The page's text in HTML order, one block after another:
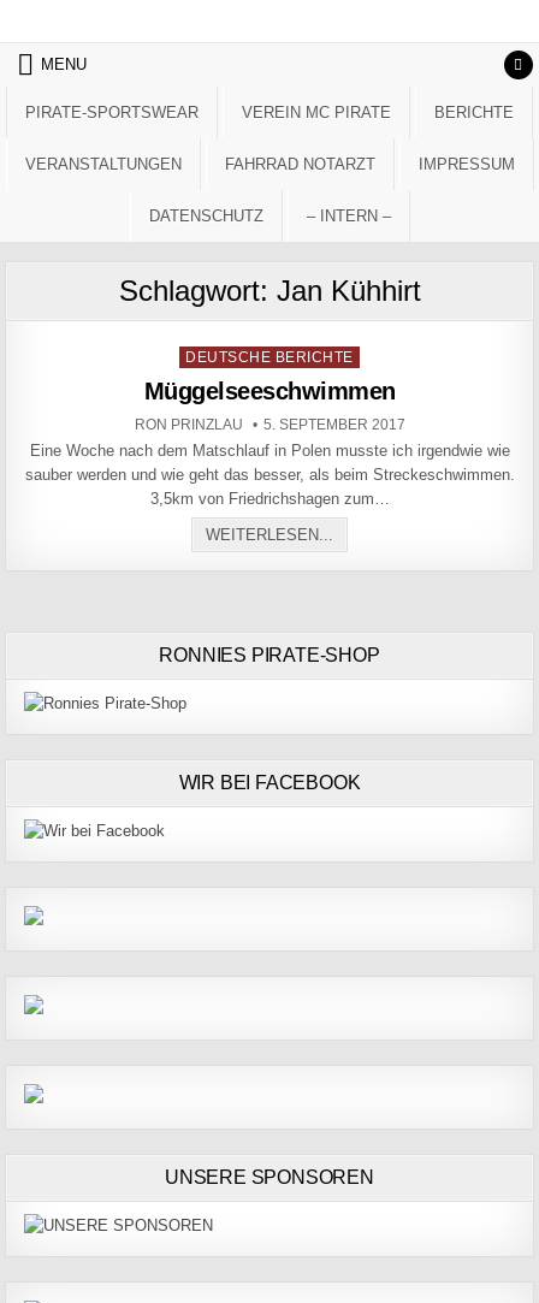
MENU
PIRATE-SPORTSWEAR VEREIN MC PIRATE BERICHTE
VERANSTALTUNGEN FAHRRAD NOTARZT IMPRESSUM
DATENSCHUTZ – INTERN –
Schlagwort: Jan Kühhirt
Posted in
DEUTSCHE BERICHTE
Müggelseeschwimmen
AUTHOR:
RON PRINZLAU PUBLISHED DATE:
5. SEPTEMBER 2017
Eine Woche nach dem Matschlauf in Polen musste ich irgendwie wie
sauber werden und wie geht das besser, als beim Streckeschwimmen.
3,5km von Friedrichshagen zum…
WEITERLESEN...
RONNIES PIRATE-SHOP
WIR BEI FACEBOOK
UNSERE SPONSOREN